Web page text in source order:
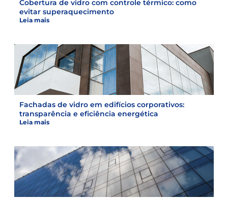
Cobertura de vidro com controle térmico: como
evitar superaquecimento
Leia mais
Fachadas de vidro em edifícios corporativos:
transparência e eficiência energética
Leia mais